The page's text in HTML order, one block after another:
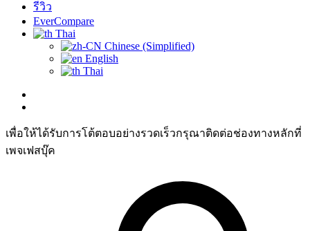
รีวิว
EverCompare
Thai
Chinese (Simplified)
English
Thai
เพื่อให้ได้รับการโต้ตอบอย่างรวดเร็วกรุณาติดต่อช่องทางหลักที่
เพจเฟสบุ๊ค